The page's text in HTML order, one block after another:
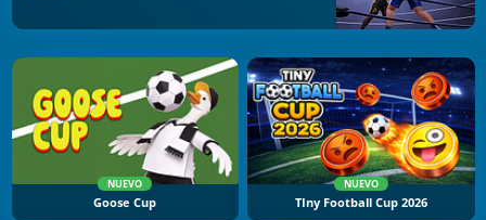
NUEVO
Goose Cup
NUEVO
TIny Football Cup 2026